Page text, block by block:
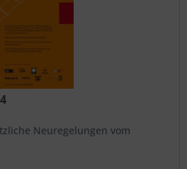
Neuregelungen vom